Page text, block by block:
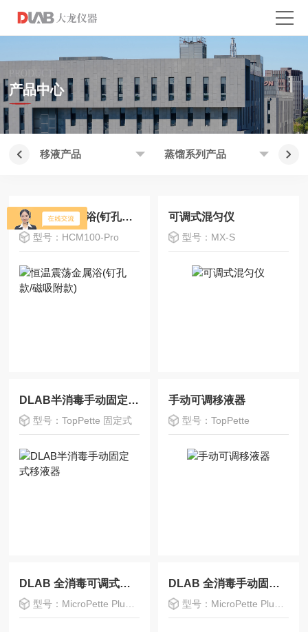
产品中心
移液产品 蒸馏系列产品 加
恒温震荡金属浴(钉孔款/磁吸附款)
型号：HCM100-Pro
可调式混匀仪
型号：MX-S
DLAB半消毒手动固定式移液器
型号：TopPette 固定式
手动可调移液器
型号：TopPette
DLAB 全消毒可调式手动多道移液器
型号：MicroPette Plus可调式
DLAB 全消毒手动固定式移液器
型号：MicroPette Plus 固定式